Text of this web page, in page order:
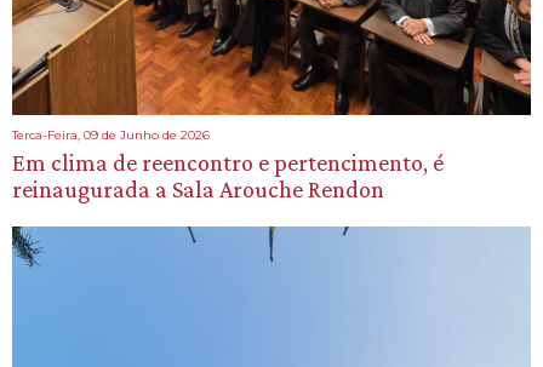
Terca-Feira, 09 de Junho de 2026
Em clima de reencontro e pertencimento, é
reinaugurada a Sala Arouche Rendon